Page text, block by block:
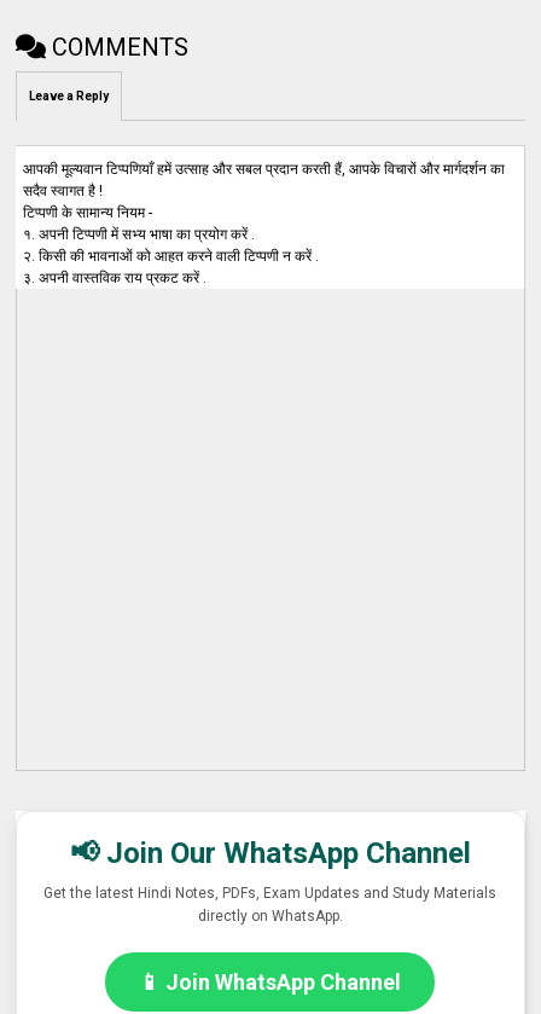
COMMENTS
Leave a Reply
आपकी मूल्यवान टिप्पणियाँ हमें उत्साह और सबल प्रदान करती हैं, आपके विचारों और मार्गदर्शन का
सदैव स्वागत है !
टिप्पणी के सामान्य नियम -
१. अपनी टिप्पणी में सभ्य भाषा का प्रयोग करें .
२. किसी की भावनाओं को आहत करने वाली टिप्पणी न करें .
३. अपनी वास्तविक राय प्रकट करें .
📢 Join Our WhatsApp Channel
Get the latest Hindi Notes, PDFs, Exam Updates and Study Materials
directly on WhatsApp.
📱 Join WhatsApp Channel